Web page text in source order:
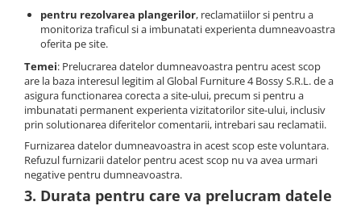
pentru rezolvarea plangerilor, reclamatiilor si pentru a
monitoriza traficul si a imbunatati experienta dumneavoastra
oferita pe site.
Temei: Prelucrarea datelor dumneavoastra pentru acest scop
are la baza interesul legitim al Global Furniture 4 Bossy S.R.L. de a
asigura functionarea corecta a site-ului, precum si pentru a
imbunatati permanent experienta vizitatorilor site-ului, inclusiv
prin solutionarea diferitelor comentarii, intrebari sau reclamatii.
Furnizarea datelor dumneavoastra in acest scop este voluntara.
Refuzul furnizarii datelor pentru acest scop nu va avea urmari
negative pentru dumneavoastra.
3. Durata pentru care va prelucram datele